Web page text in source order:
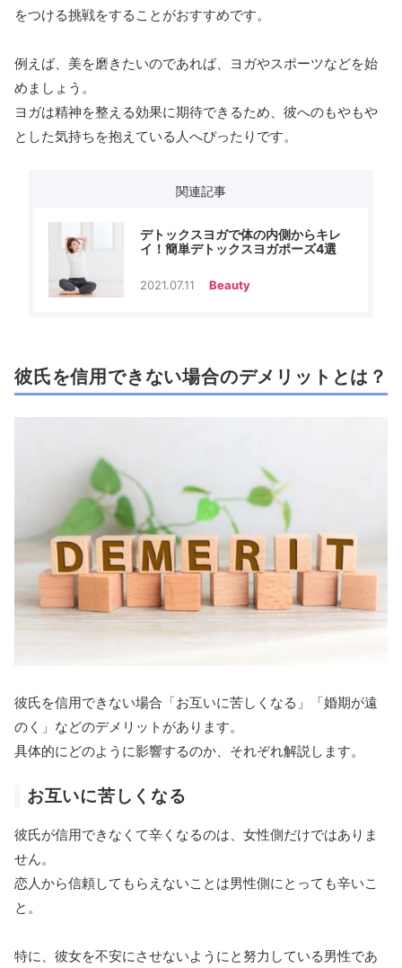
をつける挑戦をすることがおすすめです。
例えば、美を磨きたいのであれば、ヨガやスポーツなどを始
めましょう。
ヨガは精神を整える効果に期待できるため、彼へのもやもや
とした気持ちを抱えている人へぴったりです。
関連記事
デトックスヨガで体の内側からキレ
イ！簡単デトックスヨガポーズ4選
2021.07.11 Beauty
彼氏を信用できない場合のデメリットとは？
彼氏を信用できない場合「お互いに苦しくなる」「婚期が遠
のく」などのデメリットがあります。
具体的にどのように影響するのか、それぞれ解説します。
お互いに苦しくなる
彼氏が信用できなくて辛くなるのは、女性側だけではありま
せん。
恋人から信頼してもらえないことは男性側にとっても辛いこ
と。
特に、彼女を不安にさせないようにと努力している男性であ